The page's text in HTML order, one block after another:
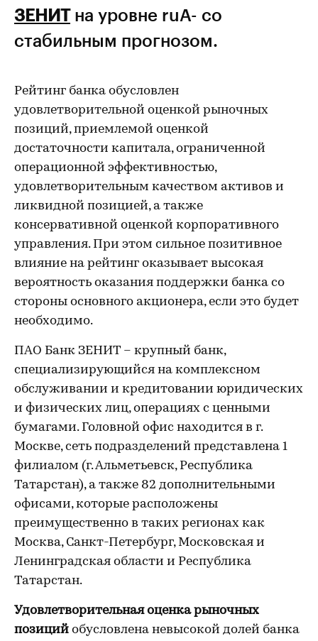
ЗЕНИТна уровне ruA- со
стабильным прогнозом.
Рейтинг банка обусловлен
удовлетворительной оценкой рыночных
позиций, приемлемой оценкой
достаточности капитала, ограниченной
операционной эффективностью,
удовлетворительным качеством активов и
ликвидной позицией, а также
консервативной оценкой корпоративного
управления. При этом сильное позитивное
влияние на рейтинг оказывает высокая
вероятность оказания поддержки банка со
стороны основного акционера, если это будет
необходимо.
ПАО Банк ЗЕНИТ – крупный банк,
специализирующийся на комплексном
обслуживании и кредитовании юридических
и физических лиц, операциях с ценными
бумагами. Головной офис находится в г.
Москве, сеть подразделений представлена 1
филиалом (г. Альметьевск, Республика
Татарстан), а также 82 дополнительными
офисами, которые расположены
преимущественно в таких регионах как
Москва, Санкт-Петербург, Московская и
Ленинградская области и Республика
Татарстан.
Удовлетворительная оценка рыночных
позиций обусловлена невысокой долей банка